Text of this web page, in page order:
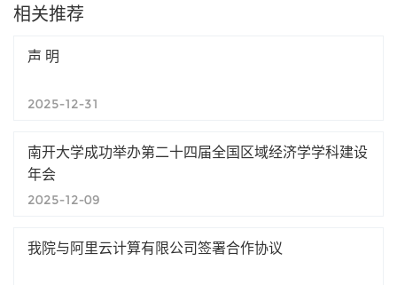
相关推荐
声 明
2025-12-31
南开大学成功举办第二十四届全国区域经济学学科建设
年会
2025-12-09
我院与阿里云计算有限公司签署合作协议